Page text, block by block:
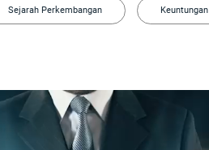
Sejarah Perkembangan Keuntungan